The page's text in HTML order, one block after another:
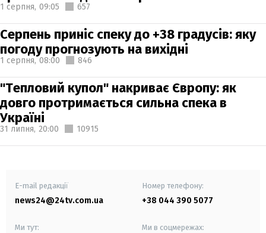
1 серпня, 09:05 657
Серпень приніс спеку до +38 градусів: яку
погоду прогнозують на вихідні
1 серпня, 08:00 846
"Тепловий купол" накриває Європу: як
довго протримається сильна спека в
Україні
31 липня, 20:00 10915
E-mail редакції
news24@24tv.com.ua
Номер телефону:
+38 044 390 5077
Ми тут: Ми в соцмережах: